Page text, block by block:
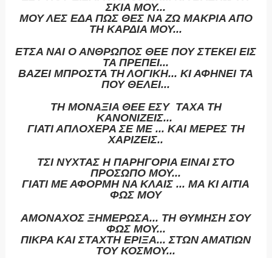
ΣΚΙΑ ΜΟΥ...
ΜΟΥ ΛΕΣ ΕΔΑ ΠΩΣ ΘΕΣ ΝΑ ΖΩ ΜΑΚΡΙΑ ΑΠΟ
ΤΗ ΚΑΡΔΙΑ ΜΟΥ...
ΕΤΣΑ ΝΑΙ Ο ΑΝΘΡΩΠΟΣ ΘΕΕ ΠΟΥ ΣΤΕΚΕΙ ΕΙΣ
ΤΑ ΠΡΕΠΕΙ...
ΒΑΖΕΙ ΜΠΡΟΣΤΑ ΤΗ ΛΟΓΙΚΗ... ΚΙ ΑΦΗΝΕΙ ΤΑ
ΠΟΥ ΘΕΛΕΙ...
ΤΗ ΜΟΝΑΞΙΑ ΘΕΕ ΕΣΥ ΤΑΧΑ ΤΗ
ΚΑΝΟΝΙΖΕΙΣ...
ΓΙΑΤΙ ΑΠΛΟΧΕΡΑ ΣΕ ΜΕ ... ΚΑΙ ΜΕΡΕΣ ΤΗ
ΧΑΡΙΖΕΙΣ..
ΤΣΙ ΝΥΧΤΑΣ Η ΠΑΡΗΓΟΡΙΑ ΕΙΝΑΙ ΣΤΟ
ΠΡΟΣΩΠΟ ΜΟΥ...
ΓΙΑΤΙ ΜΕ ΑΦΟΡΜΗ ΝΑ ΚΛΑΙΣ ... ΜΑ ΚΙ ΑΙΤΙΑ
ΦΩΣ ΜΟΥ
ΑΜΟΝΑΧΟΣ ΞΗΜΕΡΩΣΑ... ΤΗ ΘΥΜΗΣΗ ΣΟΥ
ΦΩΣ ΜΟΥ...
ΠΙΚΡΑ ΚΑΙ ΣΤΑΧΤΗ ΕΡΙΞΑ... ΣΤΩΝ ΑΜΑΤΙΩΝ
ΤΟΥ ΚΟΣΜΟΥ...